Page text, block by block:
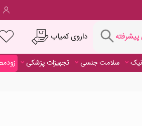
داروی کمیاب
داروی کمیاب
سلامت جنسی تجهیزات پزشکی